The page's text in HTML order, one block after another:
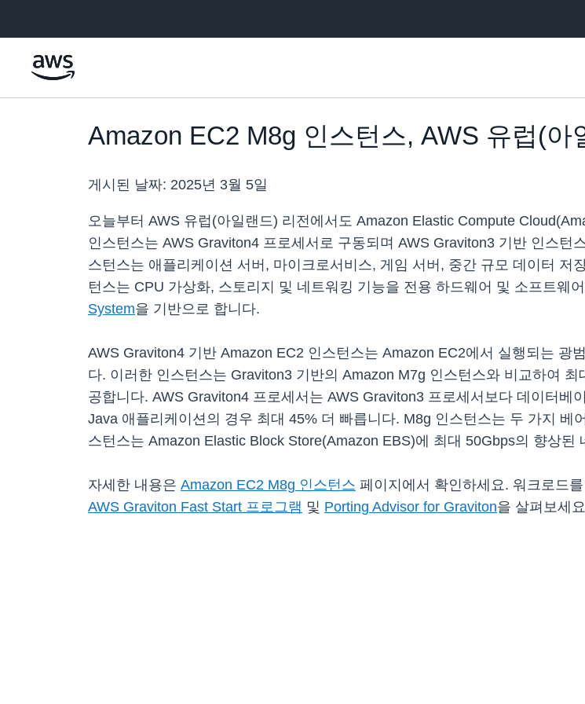
Amazon EC2 M8g 인스턴스, AWS 유럽(아
게시된 날짜: 2025년 3월 5일
오늘부터 AWS 유럽(아일랜드) 리전에서도 Amazon Elastic Compute
인스턴스는 AWS Graviton4 프로세서로 구동되며 AWS Graviton3 기반 인스
스턴스는 애플리케이션 서버, 마이크로서비스, 게임 서버, 중간 규모 데이터
턴스는 CPU 가상화, 스토리지 및 네트워킹 기능을 전용 하드웨어 및 소프트웨
System을 기반으로 합니다.
AWS Graviton4 기반 Amazon EC2 인스턴스는 Amazon EC2에서 실행되는 광
다. 이러한 인스턴스는 Graviton3 기반의 Amazon M7g 인스턴스와 비교하여
공합니다. AWS Graviton4 프로세서는 AWS Graviton3 프로세서보다 데이터
Java 애플리케이션의 경우 최대 45% 더 빠릅니다. M8g 인스턴스는 두 가지
스턴스는 Amazon Elastic Block Store(Amazon EBS)에 최대 50Gbps의 향상
자세한 내용은 Amazon EC2 M8g 인스턴스 페이지에서 확인하세요. 워크로드
AWS Graviton Fast Start 프로그램 및 Porting Advisor for Graviton을 살펴보세